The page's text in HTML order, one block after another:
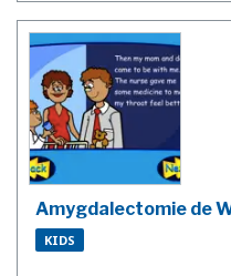
Amygdalectomie de
KIDS